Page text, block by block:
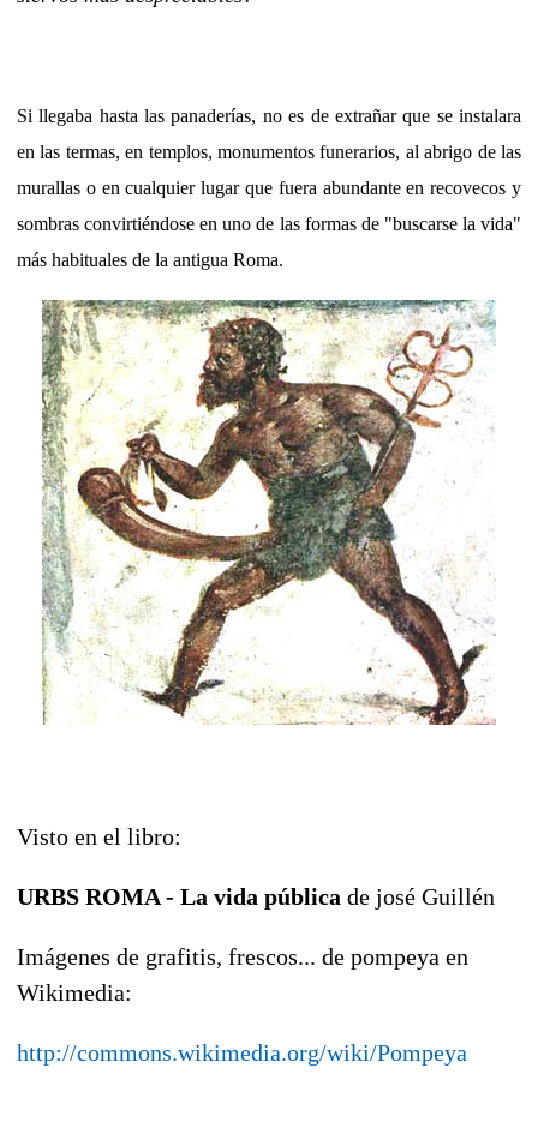
Si llegaba hasta las panaderías, no es de extrañar que se instalara
en las termas, en templos, monumentos funerarios, al abrigo de las
murallas o en cualquier lugar que fuera abundante en recovecos y
sombras convirtiéndose en uno de las formas de "buscarse la vida"
más habituales de la antigua Roma.
Visto en el libro:
URBS ROMA - La vida pública de josé Guillén
Imágenes de grafitis, frescos... de pompeya en
Wikimedia:
http://commons.wikimedia.org/wiki/Pompeya